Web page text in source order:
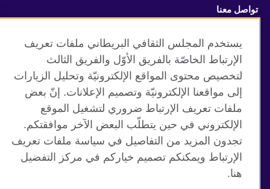
تواصل معنا
Facebook Instagram
Twitter TikTok
موقع المجلس الثقافي البريطاني العالمي
الخصوصية وشروط الاستخدام
ملفات تعريف الإرتباط
خريطة الموقع
يستخدم المجلس الثقافي البريطاني ملفات تعريف
الإرتباط الخاصّة بالفريق الأوّل والفريق الثالث
لتخصيص محتوى المواقع الإلكترونيّة وتحليل الزيارات
إلى مواقعنا الإلكترونيّة وتصميم الإعلانات. إنّ بعض
ملفات تعريف الإرتباط ضروري لتشغيل الموقع
الإلكتروني في حين يتطلّب البعض الآخر موافقتكم.
تجدون المزيد من التفاصيل في سياسة ملفات تعريف
الإرتباط ويمكنكم تصميم خياركم في مركز التفضيل
هنا.